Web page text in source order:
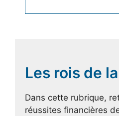
Les rois de
Dans cette rubrique,
réussites financières